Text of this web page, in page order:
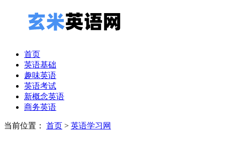
首页
英语基础
趣味英语
英语考试
新概念英语
商务英语
当前位置： 首页 > 英语学习网